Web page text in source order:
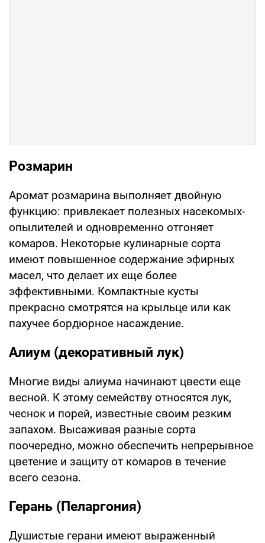
Розмарин
Аромат розмарина выполняет двойную
функцию: привлекает полезных насекомых-
опылителей и одновременно отгоняет
комаров. Некоторые кулинарные сорта
имеют повышенное содержание эфирных
масел, что делает их еще более
эффективными. Компактные кусты
прекрасно смотрятся на крыльце или как
пахучее бордюрное насаждение.
Алиум (декоративный лук)
Многие виды алиума начинают цвести еще
весной. К этому семейству относятся лук,
чеснок и порей, известные своим резким
запахом. Высаживая разные сорта
поочередно, можно обеспечить непрерывное
цветение и защиту от комаров в течение
всего сезона.
Герань (Пеларгония)
Душистые герани имеют выраженный